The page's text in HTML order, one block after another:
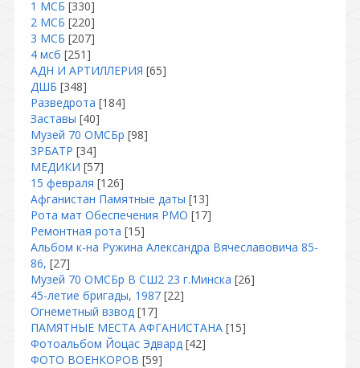
1 МСБ [330]
2 МСБ [220]
3 МСБ [207]
4 мсб [251]
АДН И АРТИЛЛЕРИЯ [65]
ДШБ [348]
Разведрота [184]
Заставы [40]
Музей 70 ОМСБр [98]
ЗРБАТР [34]
МЕДИКИ [57]
15 февраля [126]
Афганистан Памятные даты [13]
Рота мат Обеспечения РМО [17]
Ремонтная рота [15]
Альбом к-на Ружина Александра Вячеславовича 85-
86, [27]
Музей 70 ОМСБр В СШ2 23 г.Минска [26]
45-летие бригады, 1987 [22]
Огнеметный взвод [17]
ПАМЯТНЫЕ МЕСТА АФГАНИСТАНА [15]
Фотоальбом Йоцас Эдвард [42]
ФОТО ВОЕНКОРОВ [59]